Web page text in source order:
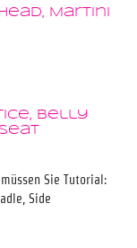
Martini
Belly
Sie Tutorial:
Side